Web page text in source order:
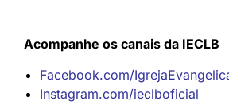
Acompanhe os canais da IECLB
Facebook.com/
Instagram.com/ieclboficial